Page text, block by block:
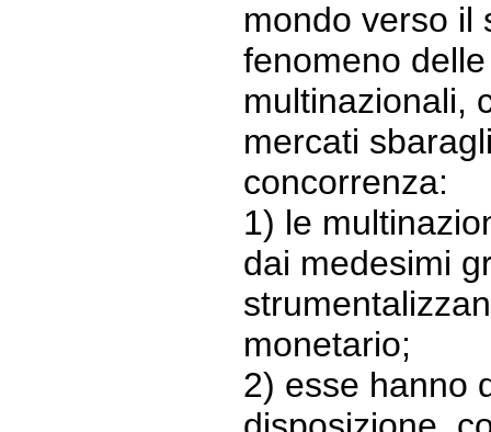
mondo verso il
fenomeno
multinazionali,
mercati
concorrenza:
1) le
dai medesimi
monetario;
2) esse hanno